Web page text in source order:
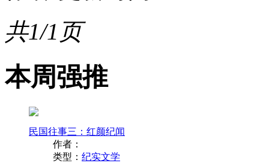
共1/1页
本周强推
民国往事三：红颜纪闻
作者：
类型： 纪实文学